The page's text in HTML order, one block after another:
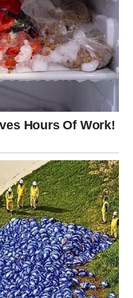
umjesto tuđih
postati